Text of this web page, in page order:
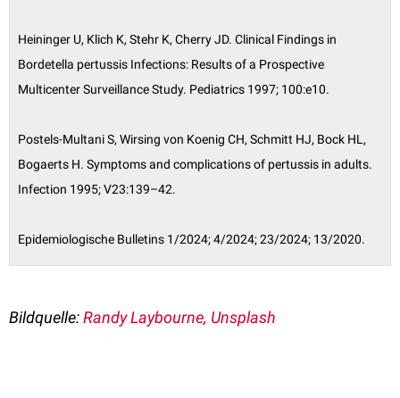
Heininger U, Klich K, Stehr K, Cherry JD. Clinical Findings in
Bordetella pertussis Infections: Results of a Prospective
Multicenter Surveillance Study. Pediatrics 1997; 100:e10.
Postels-Multani S, Wirsing von Koenig CH, Schmitt HJ, Bock HL,
Bogaerts H. Symptoms and complications of pertussis in adults.
Infection 1995; V23:139–42.
Epidemiologische Bulletins 1/2024; 4/2024; 23/2024; 13/2020.
Bildquelle:Randy Laybourne, Unsplash